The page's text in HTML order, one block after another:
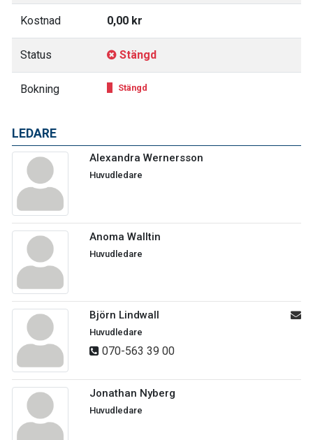
LEDARE
Alexandra Wernersson
Huvudledare
Anoma Walltin
Huvudledare
Björn Lindwall
Huvudledare
070-563 39 00
Jonathan Nyberg
Huvudledare
Kostnad 0,00 kr
Status Stängd
Bokning Stängd